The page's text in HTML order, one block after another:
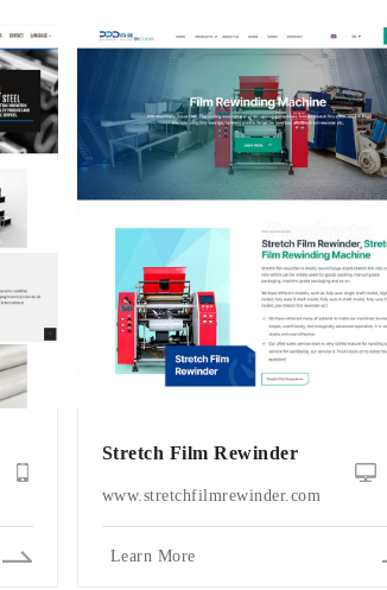
Stretch Film Rewinder
www.stretchfilmrewinder.com
Learn More